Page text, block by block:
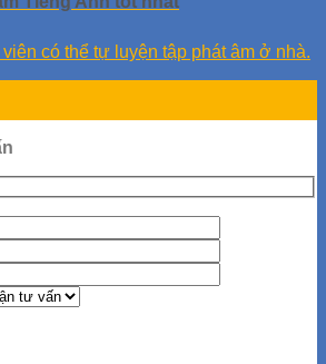
có thể tự luyện tập phát âm ở nhà.